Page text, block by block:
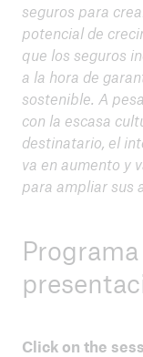
seguros para
potencial de
que los seguros
a la hora de
sostenible. A
con la escasa
destinatario, el
va en aumento y
para ampliar sus
Click on the